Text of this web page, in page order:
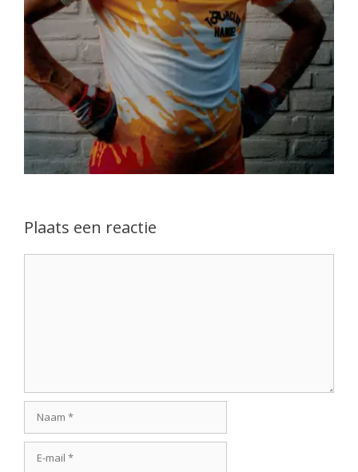
Plaats een reactie
mail